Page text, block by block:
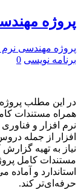
پروژه
پروژه مهندسی نرم
برنامه نویسی 0
در این مطلب
همراه مستندات
نرم افزار و
افزار از جمله
نیاز به تهیه
مستندات کامل
استاندارد و
حرفه‌ای‌تر کند.